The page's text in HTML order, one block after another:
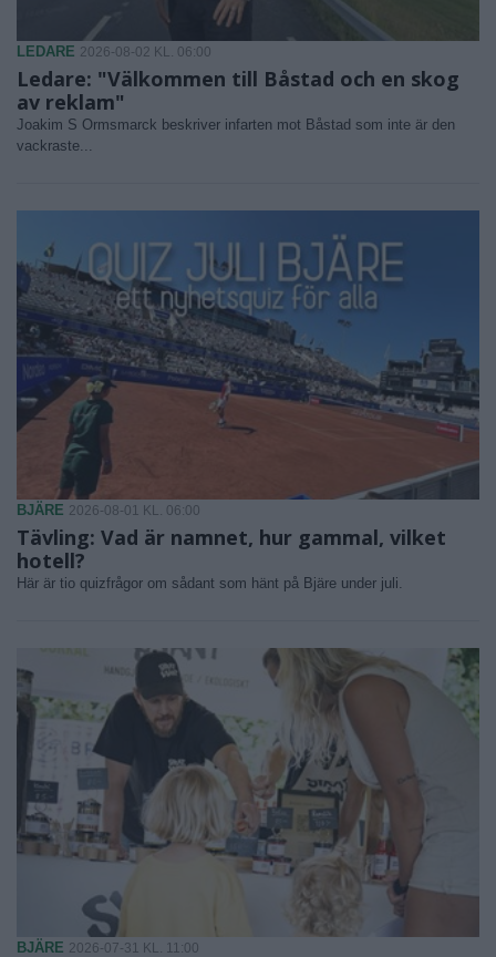
LEDARE 2026-08-02 KL. 06:00
Ledare: "Välkommen till Båstad och en skog
av reklam"
Joakim S Ormsmarck beskriver infarten mot Båstad som inte är den
vackraste...
BJÄRE 2026-08-01 KL. 06:00
Tävling: Vad är namnet, hur gammal, vilket
hotell?
Här är tio quizfrågor om sådant som hänt på Bjäre under juli.
BJÄRE 2026-07-31 KL. 11:00